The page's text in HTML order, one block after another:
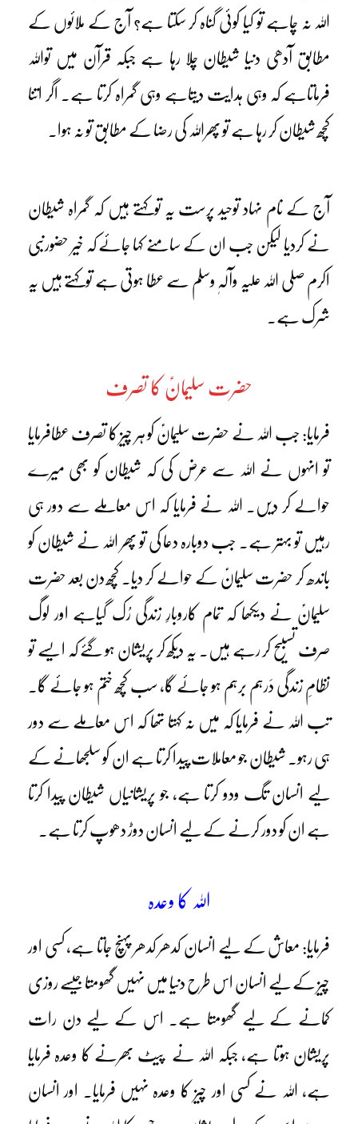
اللہ نہ چاہے تو کیا کوئی گناہ کر سکتا ہے؟ آج کے ملائوں کے
مطابق آدھی دنیا شیطان چلا رہا ہے جبکہ قرآن میں تواللہ
فرماتاہے کہ وہی ہدایت دیتاہے وہی گمراہ کرتا ہے۔ اگر اتنا
کچھ شیطان کر رہا ہے تو پھراللہ کی رضا کے مطابق تو نہ ہوا۔
آج کے نام نہاد توحید پرست یہ توکہتے ہیں کہ گمراہ شیطان
نے کردیا لیکن جب ان کے سامنے کہا جائے کہ خیر حضورنبی
اکرم صلی اللہ علیہ وآلہٖ وسلم سے عطا ہوتی ہے توکہتے ہیں یہ
شرک ہے۔
حضرت سلیمانؑ کا تصرف
فرمایا: جب اللہ نے حضرت سلیمانؑ کو ہر چیز کا تصرف عطافرمایا
تو انہوں نے اللہ سے عرض کی کہ شیطان کو بھی میرے
حوالے کر دیں۔ اللہ نے فرمایا کہ اس معاملے سے دور ہی
رہیں تو بہتر ہے۔ جب دوبارہ دعا کی تو پھر اللہ نے شیطان کو
باندھ کر حضرت سلیمانؑ کے حوالے کر دیا۔ کچھ دن بعد حضرت
سلیمانؑ نے دیکھا کہ تمام کاروبارِ زندگی رُک گیاہے اور لوگ
صرف تسبیح کر رہے ہیں۔ یہ دیکھ کر پریشان ہو گئے کہ ایسے تو
نظامِ زندگی دَرہم برہم ہو جائے گا، سب کچھ ختم ہو جائے گا۔
تب اللہ نے فرمایا کہ میں نہ کہتا تھا کہ اس معاملے سے دور
ہی رہو۔ شیطان جو معاملات پیدا کرتا ہے ان کو سلجھانے کے
لیے انسان تگ ودو کرتا ہے، جو پریشانیاں شیطان پیدا کرتا
ہے ان کو دور کرنے کے لیے انسان دوڑ دھوپ کرتا ہے۔
اللہ کا وعدہ
فرمایا: معاش کے لیے انسان کدھر کدھر پہنچ جاتا ہے، کسی اور
چیز کے لیے انسان اس طرح دنیا میں نہیں گھومتا جیسے روزی
کمانے کے لیے گھومتا ہے۔ اس کے لیے دن رات
پریشان ہوتا ہے، جبکہ اللہ نے پیٹ بھرنے کا وعدہ فرمایا
ہے، اللہ نے کسی اور چیز کا وعدہ نہیں فرمایا۔ اور انسان